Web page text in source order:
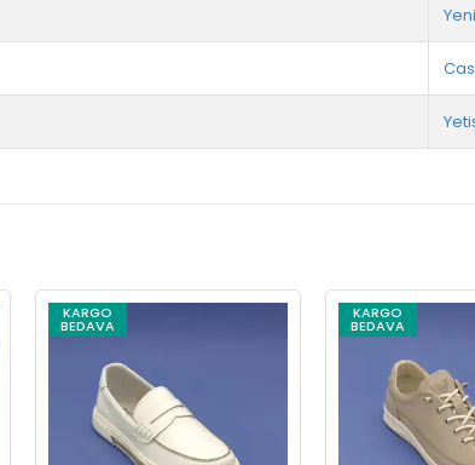
Yeni
KARGO
BEDAVA
KARGO
BEDAVA